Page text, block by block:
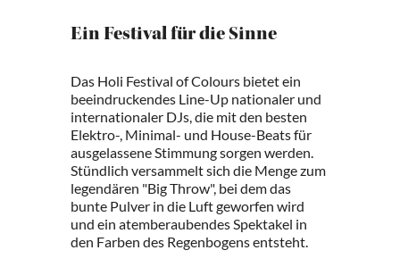
Ein Festival für die Sinne
Das Holi Festival of Colours bietet ein
beeindruckendes Line-Up nationaler und
internationaler DJs, die mit den besten
Elektro-, Minimal- und House-Beats für
ausgelassene Stimmung sorgen werden.
Stündlich versammelt sich die Menge zum
legendären "Big Throw", bei dem das
bunte Pulver in die Luft geworfen wird
und ein atemberaubendes Spektakel in
den Farben des Regenbogens entsteht.